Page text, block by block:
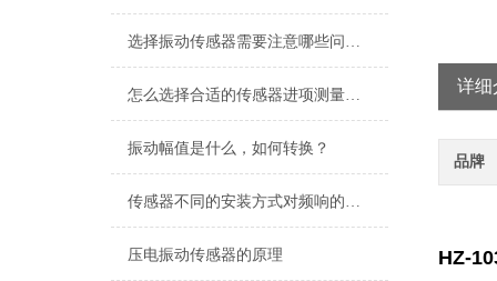
选择振动传感器需要注意哪些问题？
怎么选择合适的传感器进项测量，减少传感器测试带来的影响？
振动幅值是什么，如何转换？
传感器不同的安装方式对频响的影响?
压电振动传感器的原理
详细
品牌
HZ-